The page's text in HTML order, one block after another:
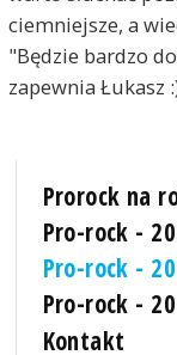
ciemniejsze, a
"Będzie bardzo
zapewnia Łukasz
Prorock na
Pro-rock -
Pro-rock -
Pro-rock -
Kontakt